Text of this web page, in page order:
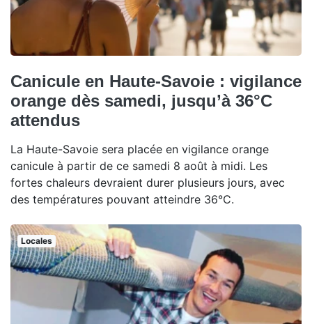
Canicule en Haute-Savoie : vigilance
orange dès samedi, jusqu’à 36°C
attendus
La Haute-Savoie sera placée en vigilance orange
canicule à partir de ce samedi 8 août à midi. Les
fortes chaleurs devraient durer plusieurs jours, avec
des températures pouvant atteindre 36°C.
Locales